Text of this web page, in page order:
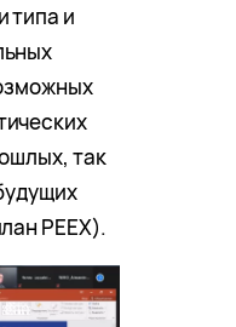
типа и
так
PEEX).